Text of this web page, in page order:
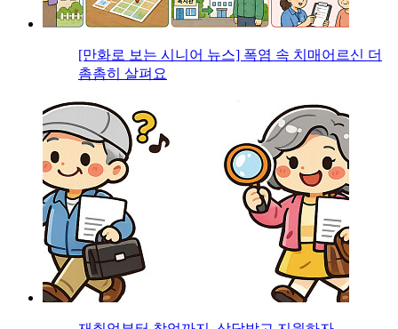
[만화로 보는 시니어 뉴스] 폭염 속 치매어르신 더
촘촘히 살펴요